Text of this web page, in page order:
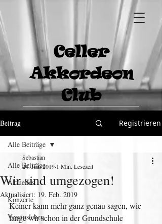
Celler
Akkordeon
Club
Beitrag Registrieren
Alle Beiträge
Aktuelles
Konzerte
Vereinsleben
Alle Beiträge
Wir sind umgezogen!
Sebastian
24. Jan. 2019 1 Min. Lesezeit
Aktualisiert: 19. Feb. 2019
Keiner kann mehr ganz genau sagen, wie
lange wir schon in der Grundschule